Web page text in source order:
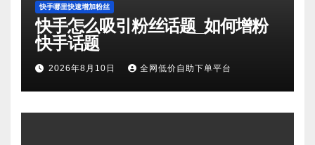
快手哪里快速增加粉丝
快手怎么吸引粉丝话题_如何增粉
快手话题
2026年8月10日 全网低价自助下单平台